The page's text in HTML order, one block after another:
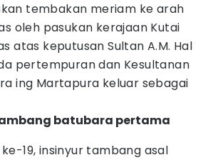
tembakan meriam ke arah
oleh pasukan kerajaan Kutai
atas keputusan Sultan A.M. Hal
pertempuran dan Kesultanan
ing Martapura keluar sebagai
batubara pertama
19, insinyur tambang asal